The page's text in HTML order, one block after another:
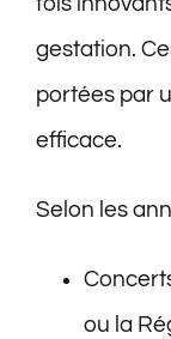
gestation.
portées par
efficace.
Selon les
ou la